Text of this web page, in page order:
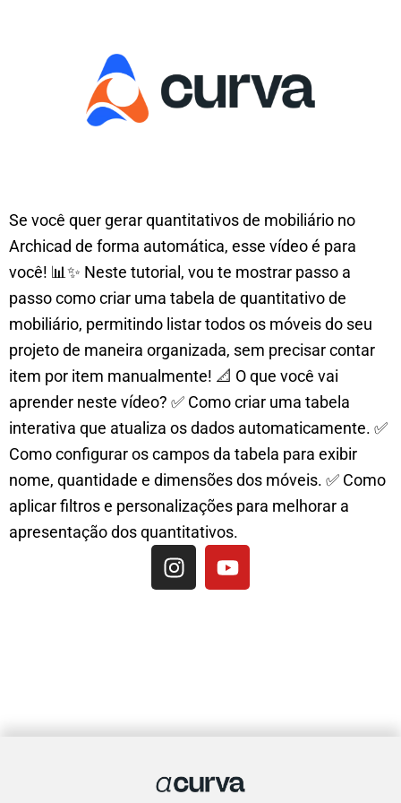
Se você quer gerar quantitativos de mobiliário no
Archicad de forma automática, esse vídeo é para
você! 📊✨ Neste tutorial, vou te mostrar passo a
passo como criar uma tabela de quantitativo de
mobiliário, permitindo listar todos os móveis do seu
projeto de maneira organizada, sem precisar contar
item por item manualmente! 📐 O que você vai
aprender neste vídeo? ✅ Como criar uma tabela
interativa que atualiza os dados automaticamente. ✅
Como configurar os campos da tabela para exibir
nome, quantidade e dimensões dos móveis. ✅ Como
aplicar filtros e personalizações para melhorar a
apresentação dos quantitativos.